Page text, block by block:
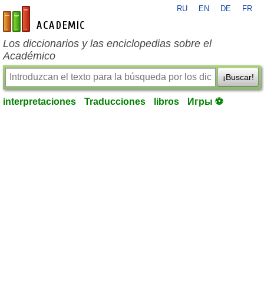
es-academic.com
RU EN DE FR
Los diccionarios y las enciclopedias sobre el
Académico
¡Buscar!
interpretaciones Traducciones libros Игры ⚽